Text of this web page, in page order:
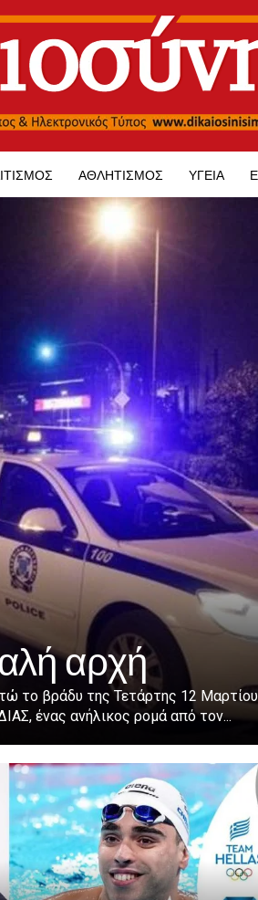
ΑΘΛΗΤΙΣΜΌΣ ΥΓΕΊΑ
αρχή
το βράδυ της Τετάρτης 12 Μαρτίου
ένας ανήλικος ρομά από τον...